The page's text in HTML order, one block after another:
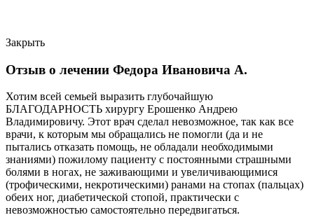
Закрыть
Отзыв о лечении Федора Ивановича А.
Хотим всей семьей выразить глубочайшую
БЛАГОДАРНОСТЬ хирургу Ерошенко Андрею
Владимировичу. Этот врач сделал невозможное, так как все
врачи, к которым мы обращались не помогли (да и не
пытались отказать помощь, не обладали необходимыми
знаниями) пожилому пациенту с постоянными страшными
болями в ногах, не заживающими и увеличивающимися
(трофическими, некротическими) ранами на стопах (пальцах)
обеих ног, диабетической стопой, практически с
невозможностью самостоятельно передвигаться.